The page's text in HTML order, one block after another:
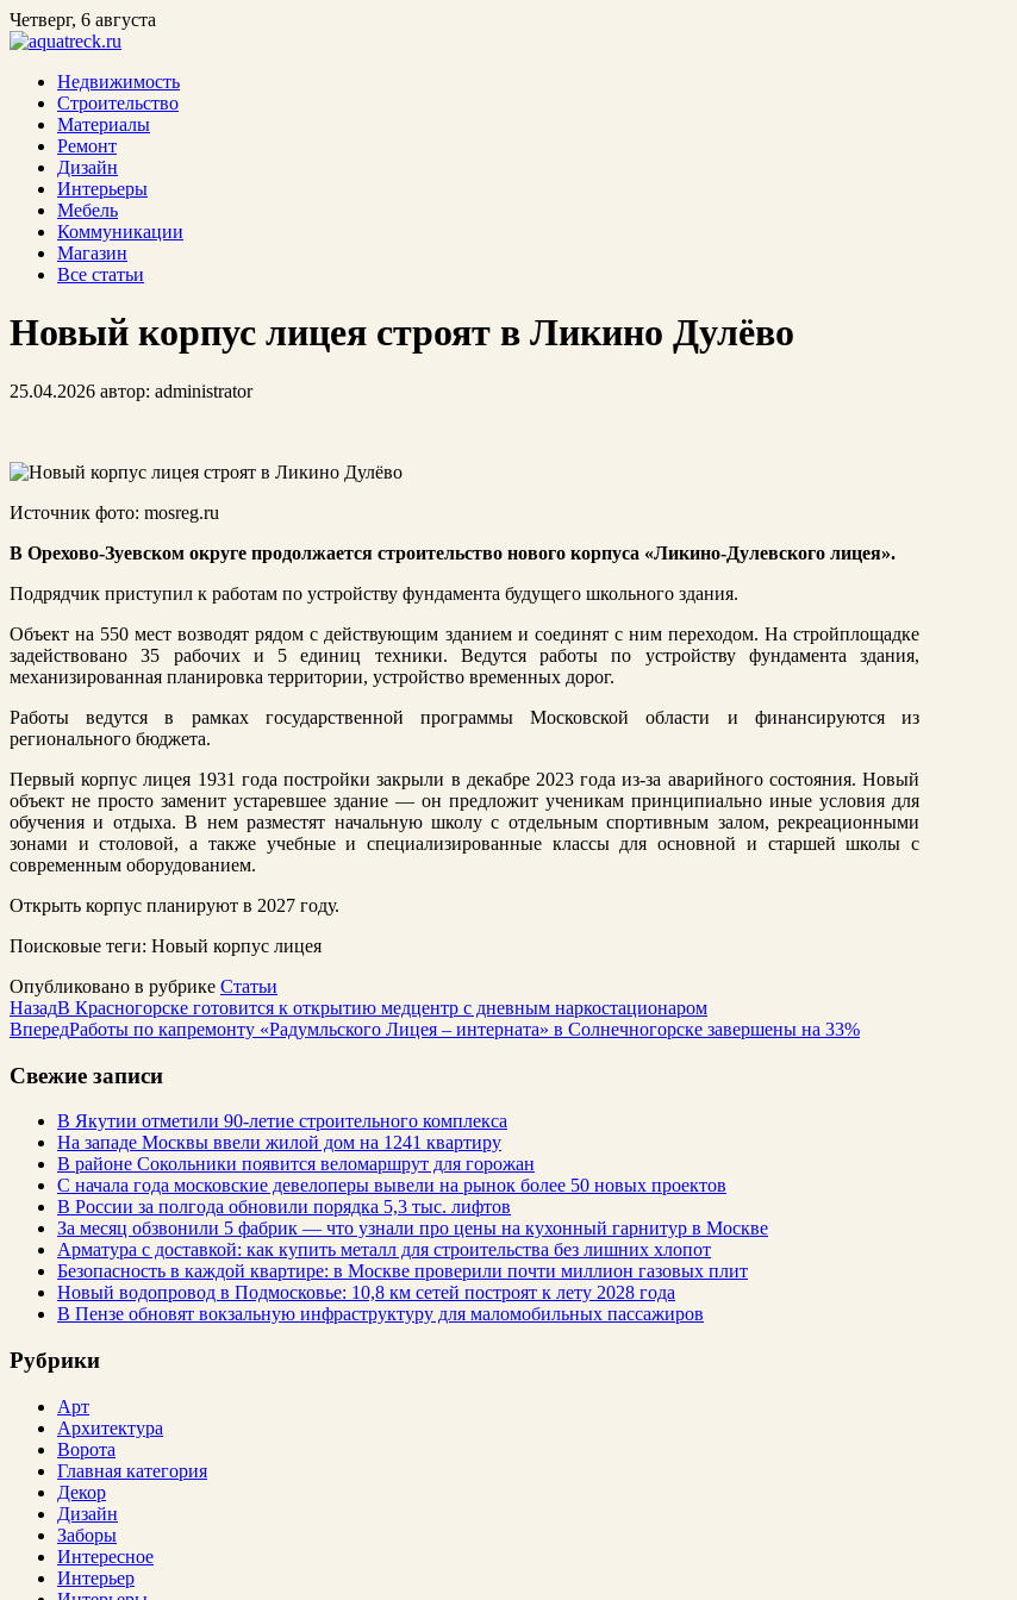
Четверг, 6 августа
Недвижимость
Строительство
Материалы
Ремонт
Дизайн
Интерьеры
Мебель
Коммуникации
Магазин
Все статьи
Новый корпус лицея строят в Ликино Дулёво
25.04.2026 автор: administrator
Источник фото: mosreg.ru
В Орехово-Зуевском округе продолжается строительство нового корпуса «Ликино-Дулевского лицея».
Подрядчик приступил к работам по устройству фундамента будущего школьного здания.
Объект на 550 мест возводят рядом с действующим зданием и соединят с ним переходом. На стройплощадке
задействовано 35 рабочих и 5 единиц техники. Ведутся работы по устройству фундамента здания,
механизированная планировка территории, устройство временных дорог.
Работы ведутся в рамках государственной программы Московской области и финансируются из
регионального бюджета.
Первый корпус лицея 1931 года постройки закрыли в декабре 2023 года из-за аварийного состояния. Новый
объект не просто заменит устаревшее здание — он предложит ученикам принципиально иные условия для
обучения и отдыха. В нем разместят начальную школу с отдельным спортивным залом, рекреационными
зонами и столовой, а также учебные и специализированные классы для основной и старшей школы с
современным оборудованием.
Открыть корпус планируют в 2027 году.
Поисковые теги: Новый корпус лицея
Опубликовано в рубрике Статьи
НазадВ Красногорске готовится к открытию медцентр с дневным наркостационаром
ВпередРаботы по капремонту «Радумльского Лицея – интерната» в Солнечногорске завершены на 33%
Свежие записи
В Якутии отметили 90-летие строительного комплекса
На западе Москвы ввели жилой дом на 1241 квартиру
В районе Сокольники появится веломаршрут для горожан
С начала года московские девелоперы вывели на рынок более 50 новых проектов
В России за полгода обновили порядка 5,3 тыс. лифтов
За месяц обзвонили 5 фабрик — что узнали про цены на кухонный гарнитур в Москве
Арматура с доставкой: как купить металл для строительства без лишних хлопот
Безопасность в каждой квартире: в Москве проверили почти миллион газовых плит
Новый водопровод в Подмосковье: 10,8 км сетей построят к лету 2028 года
В Пензе обновят вокзальную инфраструктуру для маломобильных пассажиров
Рубрики
Арт
Архитектура
Ворота
Главная категория
Декор
Дизайн
Заборы
Интересное
Интерьер